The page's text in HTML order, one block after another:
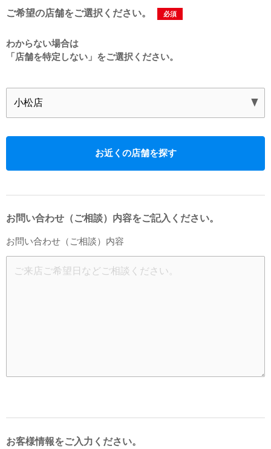
ご希望の店舗をご選択ください。 必須
わからない場合は
「店舗を特定しない」をご選択ください。
お近くの店舗を探す
お問い合わせ（ご相談）内容をご記入ください。
お問い合わせ（ご相談）内容
お客様情報をご入力ください。